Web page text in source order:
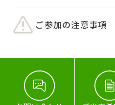
ご参加の注意事項